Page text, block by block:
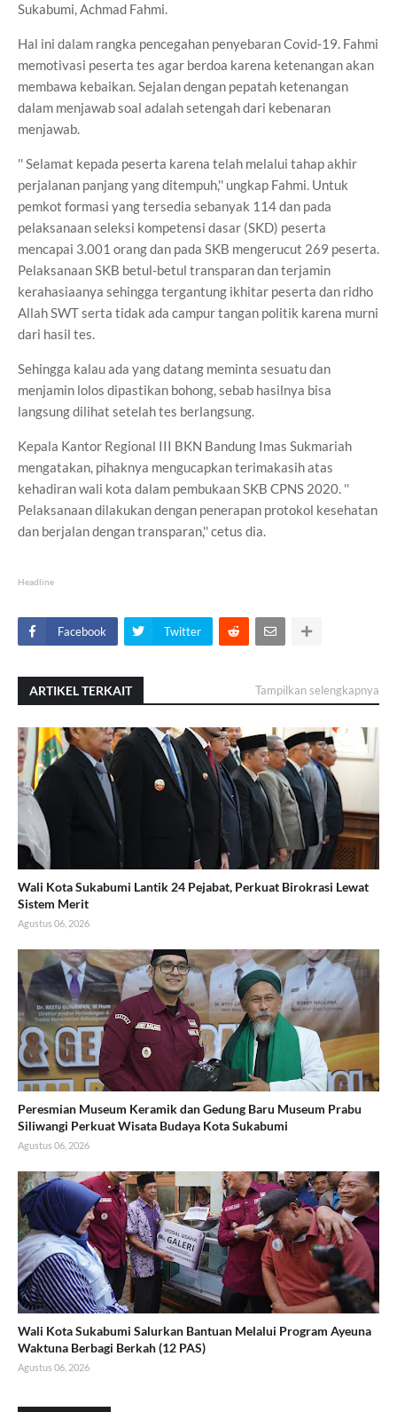
Sukabumi, Achmad Fahmi.
Hal ini dalam rangka pencegahan penyebaran Covid-19. Fahmi
memotivasi peserta tes agar berdoa karena ketenangan akan
membawa kebaikan. Sejalan dengan pepatah ketenangan
dalam menjawab soal adalah setengah dari kebenaran
menjawab.
'' Selamat kepada peserta karena telah melalui tahap akhir
perjalanan panjang yang ditempuh,'' ungkap Fahmi. Untuk
pemkot formasi yang tersedia sebanyak 114 dan pada
pelaksanaan seleksi kompetensi dasar (SKD) peserta
mencapai 3.001 orang dan pada SKB mengerucut 269 peserta.
Pelaksanaan SKB betul-betul transparan dan terjamin
kerahasiaanya sehingga tergantung ikhitar peserta dan ridho
Allah SWT serta tidak ada campur tangan politik karena murni
dari hasil tes.
Sehingga kalau ada yang datang meminta sesuatu dan
menjamin lolos dipastikan bohong, sebab hasilnya bisa
langsung dilihat setelah tes berlangsung.
Kepala Kantor Regional III BKN Bandung Imas Sukmariah
mengatakan, pihaknya mengucapkan terimakasih atas
kehadiran wali kota dalam pembukaan SKB CPNS 2020. ''
Pelaksanaan dilakukan dengan penerapan protokol kesehatan
dan berjalan dengan transparan,'' cetus dia.
Headline
Facebook Twitter
ARTIKEL TERKAIT Tampilkan selengkapnya
Wali Kota Sukabumi Lantik 24 Pejabat, Perkuat Birokrasi Lewat
Sistem Merit
Agustus 06, 2026
Peresmian Museum Keramik dan Gedung Baru Museum Prabu
Siliwangi Perkuat Wisata Budaya Kota Sukabumi
Agustus 06, 2026
Wali Kota Sukabumi Salurkan Bantuan Melalui Program Ayeuna
Waktuna Berbagi Berkah (12 PAS)
Agustus 06, 2026